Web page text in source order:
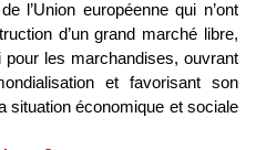
l’Union européenne qui n’ont
d’un grand marché libre,
les marchandises, ouvrant
et favorisant son
situation économique et sociale